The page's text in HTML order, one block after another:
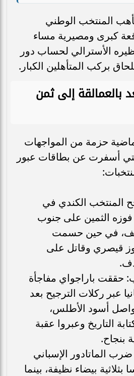
المنتخب الوطني
كبرى ومصيرية مساء
الأسترالي لحساب دور
بالعمالقة إلى ثمن
حزمة من المواجهات
التي أسفرت عن بطاقات عبور
المنتخب الكندي في
فوزه الثمين على جنوب
في حين حسمت
قيصري وقاتل على
حققت باراجواي مفاجأة
عبر ركلات الترجيح بعد
واصل أسود الأطلس،
التاريخ وعبروا عقبة
بنجاح.
ضرب الماتادور الإسباني
بثلاثية بيضاء نظيفة، بينما